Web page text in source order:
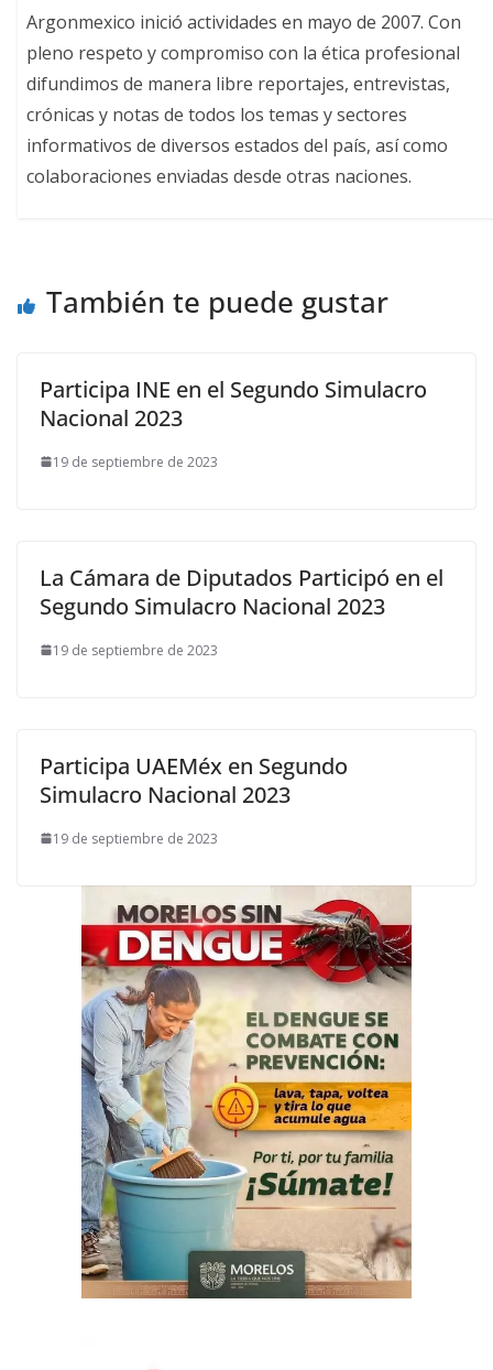
Argonmexico inició actividades en mayo de 2007. Con
pleno respeto y compromiso con la ética profesional
difundimos de manera libre reportajes, entrevistas,
crónicas y notas de todos los temas y sectores
informativos de diversos estados del país, así como
colaboraciones enviadas desde otras naciones.
También te puede gustar
Participa INE en el Segundo Simulacro
Nacional 2023
19 de septiembre de 2023
La Cámara de Diputados Participó en el
Segundo Simulacro Nacional 2023
19 de septiembre de 2023
Participa UAEMéx en Segundo
Simulacro Nacional 2023
19 de septiembre de 2023